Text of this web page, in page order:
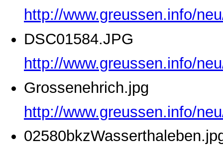
http://www.greussen.info/
DSC01584.JPG
http://www.greussen.info/
Grossenehrich.jpg
http://www.greussen.info/